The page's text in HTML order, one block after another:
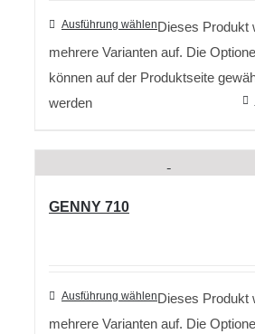
Ausführung wählenDieses Produkt
mehrere Varianten auf. Die
können auf der Produktseite
werden
GENNY 710
Ausführung wählenDieses Produkt
mehrere Varianten auf. Die